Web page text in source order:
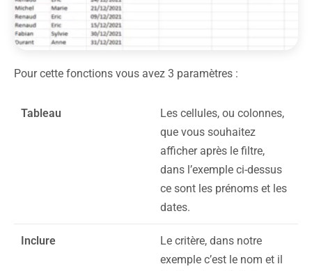
Pour cette fonctions vous avez 3 paramètres :
Tableau
Les cellules, ou colonnes,
que vous souhaitez
afficher après le filtre,
dans l’exemple ci-dessus
ce sont les prénoms et les
dates.
Inclure
Le critère, dans notre
exemple c’est le nom et il